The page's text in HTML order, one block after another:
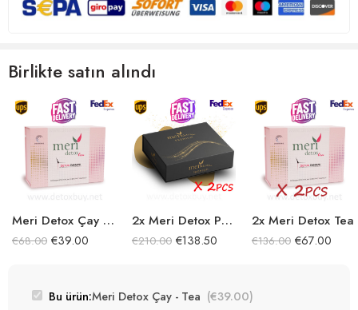
Birlikte satın alındı
Meri Detox Çay – Tea
€68.00 €39.00
2x Meri Detox Premium
€210.00 €138.50
2x Meri Detox Tea
€136.00 €67.00
Bu ürün:Meri Detox Çay - Tea (€39.00)